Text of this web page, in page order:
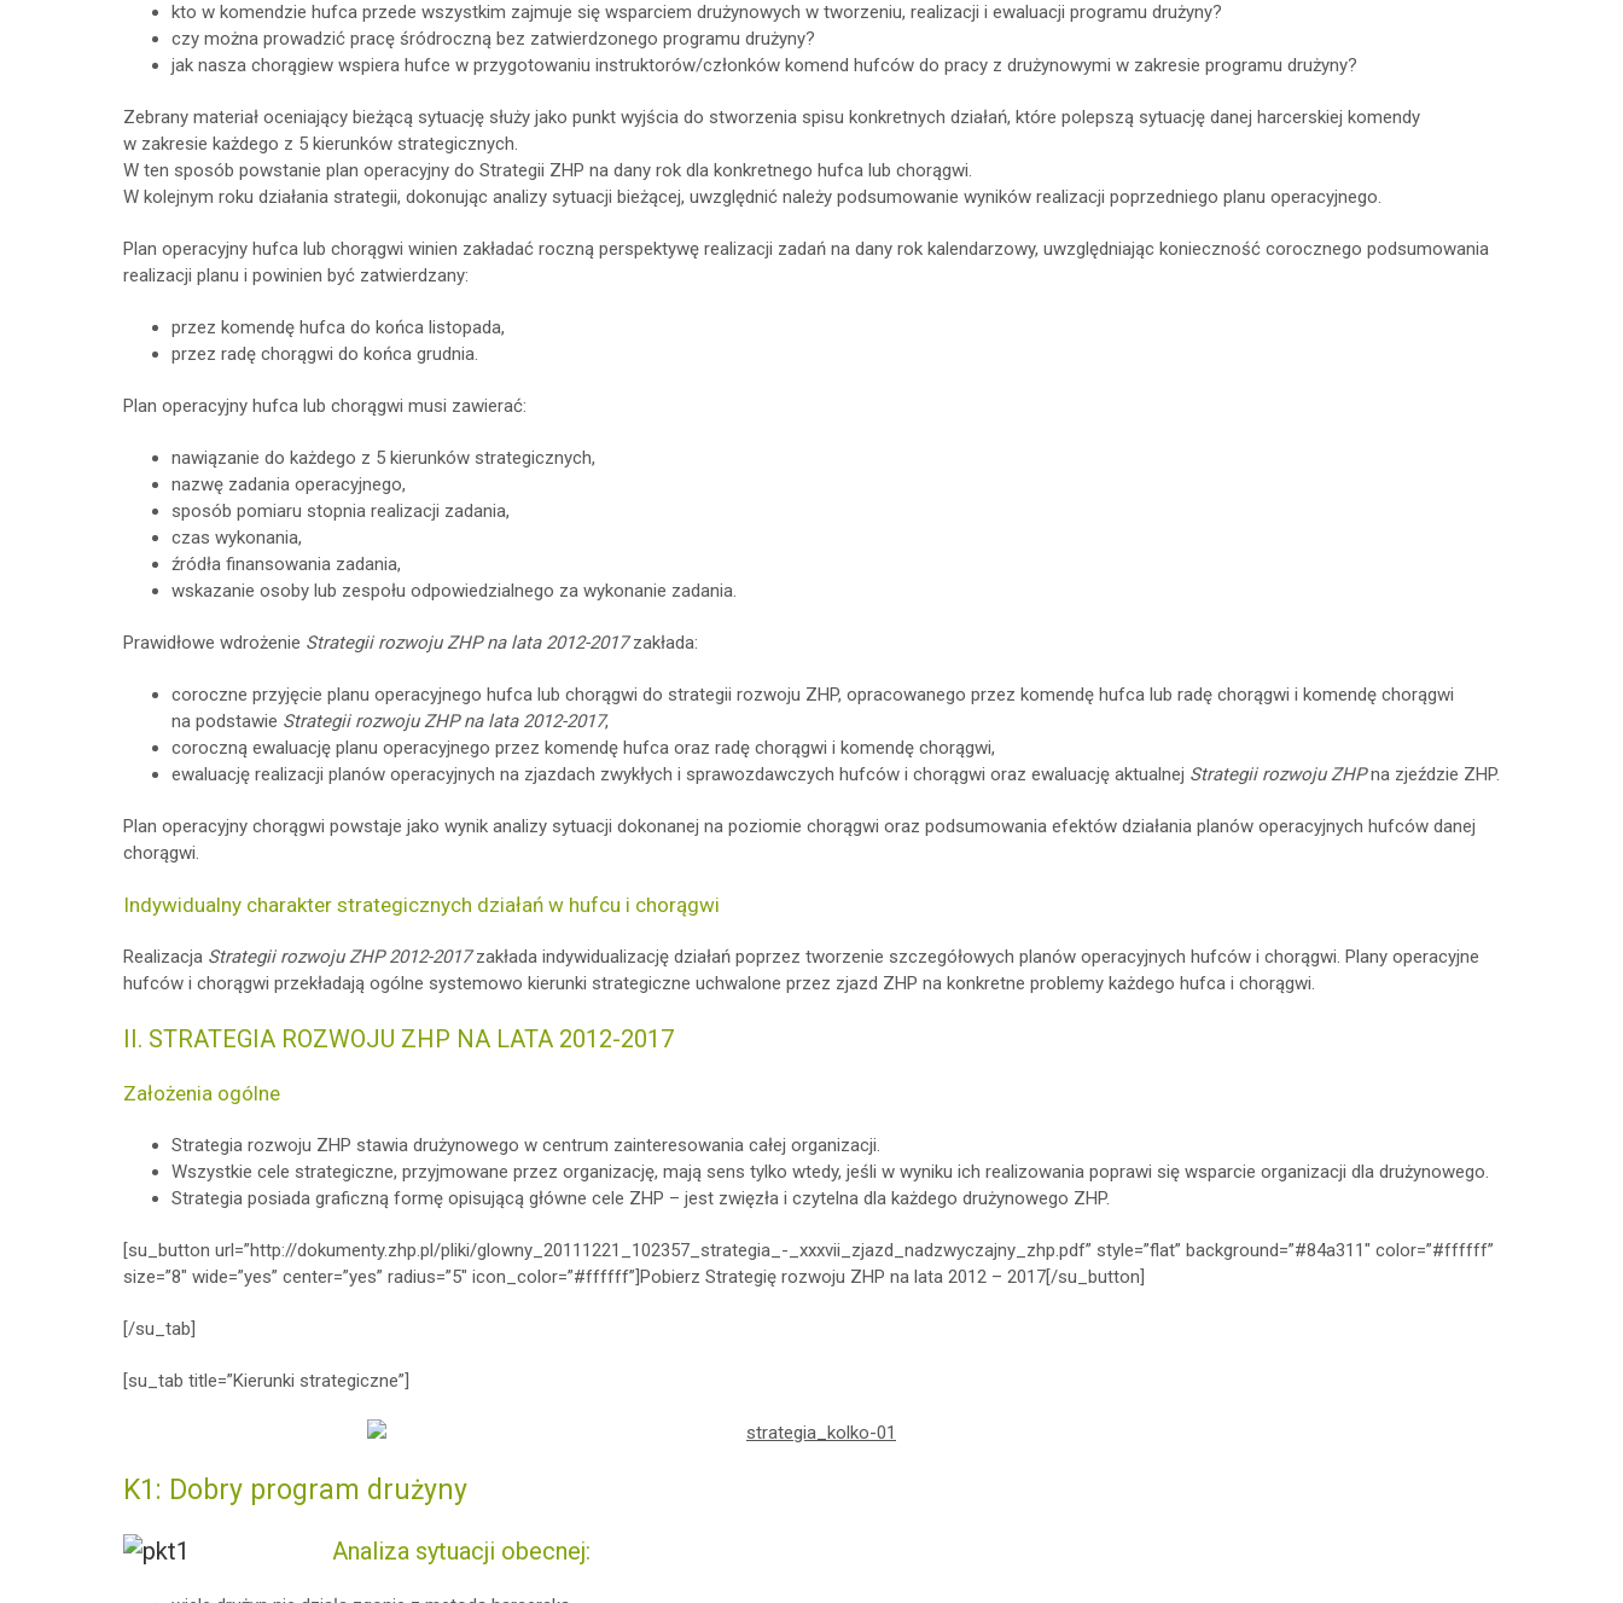
kto w komendzie hufca przede wszystkim zajmuje się wsparciem drużynowych w tworzeniu, realizacji i ewaluacji programu drużyny?
czy można prowadzić pracę śródroczną bez zatwierdzonego programu drużyny?
jak nasza chorągiew wspiera hufce w przygotowaniu instruktorów/członków komend hufców do pracy z drużynowymi w zakresie programu drużyny?
Zebrany materiał oceniający bieżącą sytuację służy jako punkt wyjścia do stworzenia spisu konkretnych działań, które polepszą sytuację danej harcerskiej komendy
w zakresie każdego z 5 kierunków strategicznych.
W ten sposób powstanie plan operacyjny do Strategii ZHP na dany rok dla konkretnego hufca lub chorągwi.
W kolejnym roku działania strategii, dokonując analizy sytuacji bieżącej, uwzględnić należy podsumowanie wyników realizacji poprzedniego planu operacyjnego.
Plan operacyjny hufca lub chorągwi winien zakładać roczną perspektywę realizacji zadań na dany rok kalendarzowy, uwzględniając konieczność corocznego podsumowania
realizacji planu i powinien być zatwierdzany:
przez komendę hufca do końca listopada,
przez radę chorągwi do końca grudnia.
Plan operacyjny hufca lub chorągwi musi zawierać:
nawiązanie do każdego z 5 kierunków strategicznych,
nazwę zadania operacyjnego,
sposób pomiaru stopnia realizacji zadania,
czas wykonania,
źródła finansowania zadania,
wskazanie osoby lub zespołu odpowiedzialnego za wykonanie zadania.
Prawidłowe wdrożenie Strategii rozwoju ZHP na lata 2012-2017zakłada:
coroczne przyjęcie planu operacyjnego hufca lub chorągwi do strategii rozwoju ZHP, opracowanego przez komendę hufca lub radę chorągwi i komendę chorągwi
na podstawie Strategii rozwoju ZHP na lata 2012-2017,
coroczną ewaluację planu operacyjnego przez komendę hufca oraz radę chorągwi i komendę chorągwi,
ewaluację realizacji planów operacyjnych na zjazdach zwykłych i sprawozdawczych hufców i chorągwi oraz ewaluację aktualnej Strategii rozwoju ZHPna zjeździe ZHP.
Plan operacyjny chorągwi powstaje jako wynik analizy sytuacji dokonanej na poziomie chorągwi oraz podsumowania efektów działania planów operacyjnych hufców danej
chorągwi.
Indywidualny charakter strategicznych działań w hufcu i chorągwi
Realizacja Strategii rozwoju ZHP 2012-2017zakłada indywidualizację działań poprzez tworzenie szczegółowych planów operacyjnych hufców i chorągwi. Plany operacyjne
hufców i chorągwi przekładają ogólne systemowo kierunki strategiczne uchwalone przez zjazd ZHP na konkretne problemy każdego hufca i chorągwi.
II. STRATEGIA ROZWOJU ZHP NA LATA 2012-2017
Założenia ogólne
Strategia rozwoju ZHP stawia drużynowego w centrum zainteresowania całej organizacji.
Wszystkie cele strategiczne, przyjmowane przez organizację, mają sens tylko wtedy, jeśli w wyniku ich realizowania poprawi się wsparcie organizacji dla drużynowego.
Strategia posiada graficzną formę opisującą główne cele ZHP – jest zwięzła i czytelna dla każdego drużynowego ZHP.
[su_button url=”http://dokumenty.zhp.pl/pliki/glowny_20111221_102357_strategia_-_xxxvii_zjazd_nadzwyczajny_zhp.pdf” style=”flat” background=”#84a311″ color=”#ffffff”
size=”8″ wide=”yes” center=”yes” radius=”5″ icon_color=”#ffffff”]Pobierz Strategię rozwoju ZHP na lata 2012 – 2017[/su_button]
[/su_tab]
[su_tab title=”Kierunki strategiczne”]
K1: Dobry program drużyny
Analiza sytuacji obecnej: